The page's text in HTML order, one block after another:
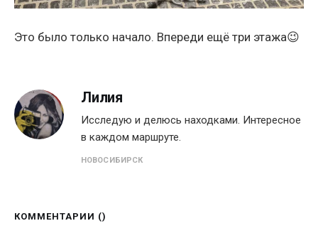
Это было только начало. Впереди ещё три этажа😉
Лилия
Исследую и делюсь находками. Интересное
в каждом маршруте.
НОВОСИБИРСК
КОММЕНТАРИИ ()